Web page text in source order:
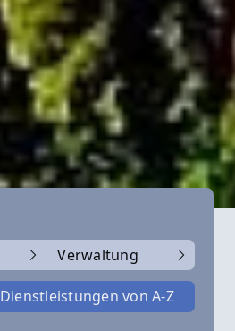
Verwaltung
Dienstleistungen von A-Z